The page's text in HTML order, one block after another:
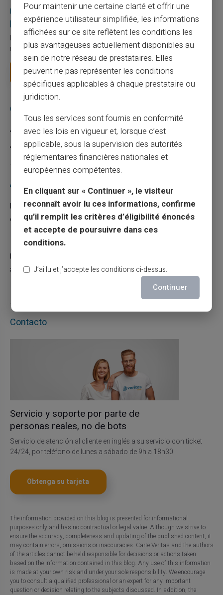
Utilisation responsable du paiement mobile avec
la carte Veritas
Le paiement mobile s'est imposé dans les habitudes quotidiennes,
mais il appelle des réflexes pour é...
Lire la suite
Catégories
Carte prépayée
Escroquerie
Articles récents
Une carte bancaire gratuite sans compte, ça
existe ?
03/08/2026 Carte prépayée
Utilisation responsable du paiement mobile
avec la carte Veritas
Contacto
Servicio y soporte por parte de
personas reales, no de bots
Servicio de atención al cliente en inglés a su servicio con ticket
24/24, por teléfono de lunes a sábado de 9h a 18h30
Obtenga su tarjeta
The information provided on this blog is presented for informational
purposes only and has no contractual or legal value. Although we strive to
ensure the accuracy, completeness and updating of the published content, it
may contain errors, omissions or inaccuracies. Carte Veritas and the authors
of the articles cannot be held responsible for decisions or actions taken
based on the information contained in this blog. Any use of this information
is made at your own risk and under your sole responsibility. We encourage
you to consult a qualified professional or an expert for any important
question or decision relating to the subjects discussed. In addition, the
Pour maintenir une certaine clarté et offrir une
expérience utilisateur simplifiée, les informations
affichées sur ce site reflètent les conditions les
plus avantageuses actuellement disponibles au
sein de notre réseau de prestataires. Elles
peuvent ne pas représenter les conditions
spécifiques applicables à chaque prestataire ou
juridiction.
Tous les services sont fournis en conformité
avec les lois en vigueur et, lorsque c’est
applicable, sous la supervision des autorités
réglementaires financières nationales et
européennes compétentes.
En cliquant sur « Continuer », le visiteur
reconnaît avoir lu ces informations, confirme
qu’il remplit les critères d’éligibilité énoncés
et accepte de poursuivre dans ces
conditions.
J’ai lu et j’accepte les conditions ci-dessus.
Continuer